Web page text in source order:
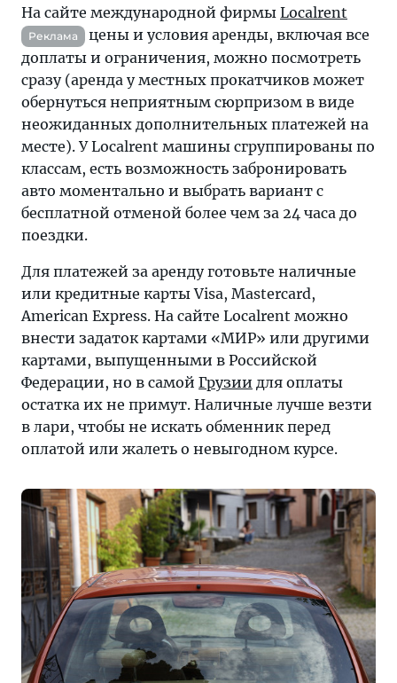
На сайте международной фирмы Localrent
Реклама
цены и условия аренды, включая все
доплаты и ограничения, можно посмотреть
сразу (аренда у местных прокатчиков может
обернуться неприятным сюрпризом в виде
неожиданных дополнительных платежей на
месте). У Localrent машины сгруппированы по
классам, есть возможность забронировать
авто моментально и выбрать вариант с
бесплатной отменой более чем за 24 часа до
поездки.
Для платежей за аренду готовьте наличные
или кредитные карты Visa, Mastercard,
American Express. На сайте Localrent можно
внести задаток картами «МИР» или другими
картами, выпущенными в Российской
Федерации, но в самой Грузии для оплаты
остатка их не примут. Наличные лучше везти
в лари, чтобы не искать обменник перед
оплатой или жалеть о невыгодном курсе.